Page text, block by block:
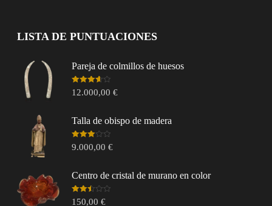
LISTA DE PUNTUACIONES
Pareja de colmillos de huesos
Valorado
en3.67
12.000,00€
Talla de obispo de madera
Valorado
en3.00
9.000,00€
Centro de cristal de murano en color
Valorado
150,00€